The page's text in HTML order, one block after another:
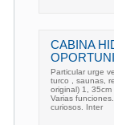
CABINA
Particular urge
turco , saunas,
original) 1,
Varias
curiosos. Inter